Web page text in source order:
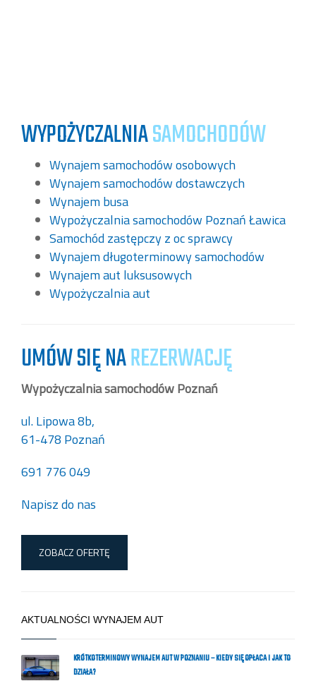
WYPOŻYCZALNIASAMOCHODÓW
Wynajem samochodów osobowych
Wynajem samochodów dostawczych
Wynajem busa
Wypożyczalnia samochodów Poznań Ławica
Samochód zastępczy z oc sprawcy
Wynajem długoterminowy samochodów
Wynajem aut luksusowych
Wypożyczalnia aut
UMÓW SIĘ NAREZERWACJĘ
Wypożyczalnia samochodów Poznań
ul. Lipowa 8b,
61-478 Poznań
691 776 049
Napisz do nas
ZOBACZ OFERTĘ
AKTUALNOŚCI WYNAJEM AUT
KRÓTKOTERMINOWY WYNAJEM AUT W POZNANIU – KIEDY SIĘ OPŁACA I JAK TO
DZIAŁA?